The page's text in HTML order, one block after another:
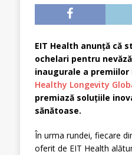
EIT Health anunță că
ochelari pentru
inaugurale a
Healthy Longevity
premiază soluțiile
sănătoase.
În urma rundei, fiecare
oferit de EIT Health